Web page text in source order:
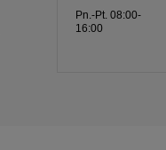
Pn.-Pt. 08:00-
16:00